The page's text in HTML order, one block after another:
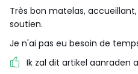
Très bon matelas,
soutien.
Je n'ai pas eu besoin de
Ik zal dit artikel aanraden